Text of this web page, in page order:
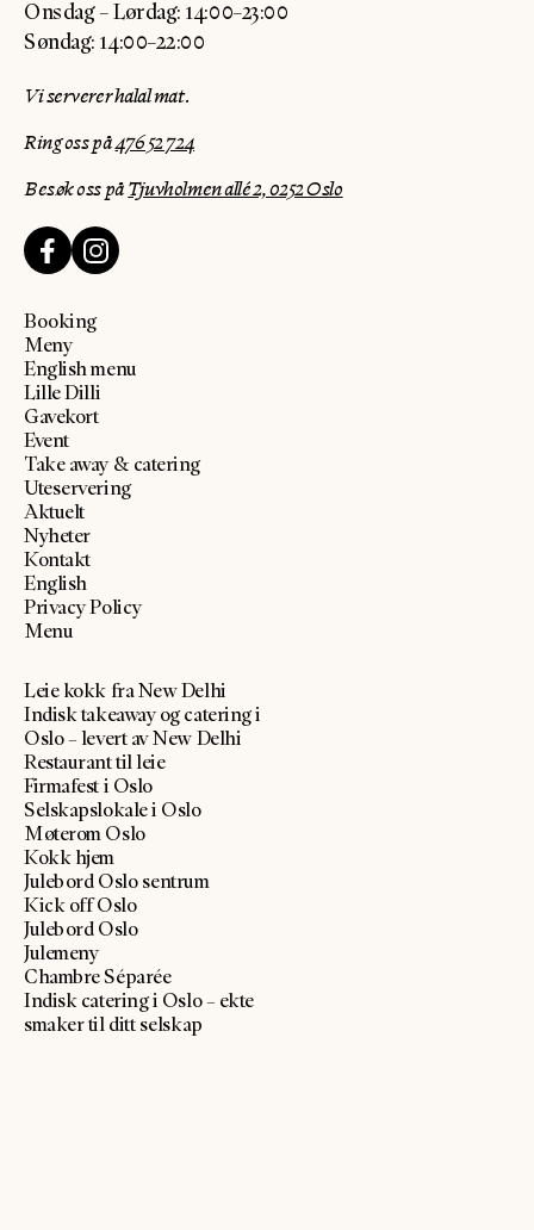
Onsdag – Lørdag: 14:00–23:00
Søndag: 14:00–22:00
Vi serverer halal mat.
Ring oss på476 52 724
Besøk oss påTjuvholmen allé 2, 0252 Oslo
Booking
Meny
English menu
Lille Dilli
Gavekort
Event
Take away & catering
Uteservering
Aktuelt
Nyheter
Kontakt
English
Privacy Policy
Menu
Leie kokk fra New Delhi
Indisk takeaway og catering i
Oslo – levert av New Delhi
Restaurant til leie
Firmafest i Oslo
Selskapslokale i Oslo
Møterom Oslo
Kokk hjem
Julebord Oslo sentrum
Kick off Oslo
Julebord Oslo
Julemeny
Chambre Séparée
Indisk catering i Oslo – ekte
smaker til ditt selskap